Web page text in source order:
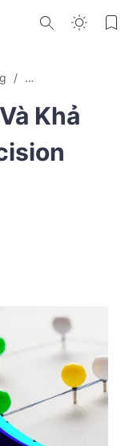
Machine Learning
Khả